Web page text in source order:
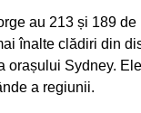
au 213 și 189 de
înalte clădiri din
orașului Sydney.
a regiunii.